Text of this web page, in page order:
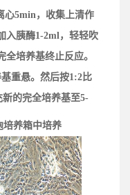
5min， 收集上清作
入胰酶1-2ml，轻轻吹
培养基终止反应。
重悬。然后按1:2比
的完全培养基至5-
培养箱中培养